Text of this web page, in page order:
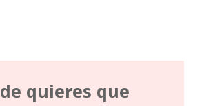
quieres que